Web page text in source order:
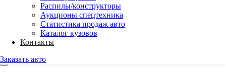
Мото-аукционы
Распилы/конструкторы
Аукционы спецтехника
Статистика продаж авто
Каталог кузовов
Распилы/конструкторы
Аукционы спецтехника
Статистика продаж авто
Каталог кузовов
Контакты
Заказать авто